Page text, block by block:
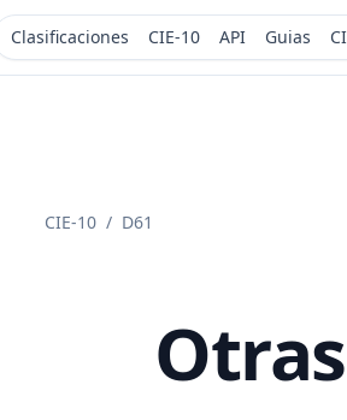
Clasificaciones CIE-10 API Guias
CIE-10 / D61